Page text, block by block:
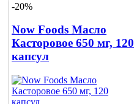
-20%
Now Foods Масло
Касторовое 650 мг, 120
капсул